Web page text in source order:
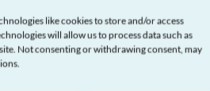
like cookies to store and/or access
will allow us to process data such as
Not consenting or withdrawing consent, may
Cam-drin
Rhywiol